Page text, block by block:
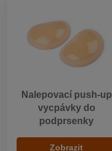
Nalepovací push-up
vycpávky do
podprsenky
Zobrazit